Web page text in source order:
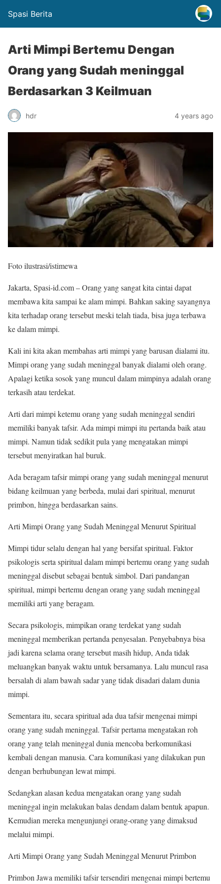
Spasi Berita
Arti Mimpi Bertemu Dengan
Orang yang Sudah meninggal
Berdasarkan 3 Keilmuan
hdr 4 years ago
Foto ilustrasi/istimewa
Jakarta, Spasi-id.com – Orang yang sangat kita cintai dapat
membawa kita sampai ke alam mimpi. Bahkan saking sayangnya
kita terhadap orang tersebut meski telah tiada, bisa juga terbawa
ke dalam mimpi.
Kali ini kita akan membahas arti mimpi yang barusan dialami itu.
Mimpi orang yang sudah meninggal banyak dialami oleh orang.
Apalagi ketika sosok yang muncul dalam mimpinya adalah orang
terkasih atau terdekat.
Arti dari mimpi ketemu orang yang sudah meninggal sendiri
memiliki banyak tafsir. Ada mimpi mimpi itu pertanda baik atau
mimpi. Namun tidak sedikit pula yang mengatakan mimpi
tersebut menyiratkan hal buruk.
Ada beragam tafsir mimpi orang yang sudah meninggal menurut
bidang keilmuan yang berbeda, mulai dari spiritual, menurut
primbon, hingga berdasarkan sains.
Arti Mimpi Orang yang Sudah Meninggal Menurut Spiritual
Mimpi tidur selalu dengan hal yang bersifat spiritual. Faktor
psikologis serta spiritual dalam mimpi bertemu orang yang sudah
meninggal disebut sebagai bentuk simbol. Dari pandangan
spiritual, mimpi bertemu dengan orang yang sudah meninggal
memiliki arti yang beragam.
Secara psikologis, mimpikan orang terdekat yang sudah
meninggal memberikan pertanda penyesalan. Penyebabnya bisa
jadi karena selama orang tersebut masih hidup, Anda tidak
meluangkan banyak waktu untuk bersamanya. Lalu muncul rasa
bersalah di alam bawah sadar yang tidak disadari dalam dunia
mimpi.
Sementara itu, secara spiritual ada dua tafsir mengenai mimpi
orang yang sudah meninggal. Tafsir pertama mengatakan roh
orang yang telah meninggal dunia mencoba berkomunikasi
kembali dengan manusia. Cara komunikasi yang dilakukan pun
dengan berhubungan lewat mimpi.
Sedangkan alasan kedua mengatakan orang yang sudah
meninggal ingin melakukan balas dendam dalam bentuk apapun.
Kemudian mereka mengunjungi orang-orang yang dimaksud
melalui mimpi.
Arti Mimpi Orang yang Sudah Meninggal Menurut Primbon
Primbon Jawa memiliki tafsir tersendiri mengenai mimpi bertemu